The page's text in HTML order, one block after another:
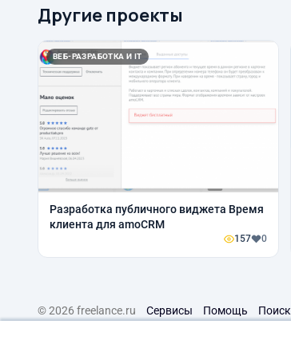
Другие проекты
ВЕБ-РАЗРАБОТКА И IT
Разработка публичного виджета Время
клиента для amoCRM
157 0
© 2026 freelance.ru Сервисы Помощь Поиск